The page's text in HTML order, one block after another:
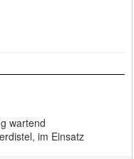
wartend
im Einsatz